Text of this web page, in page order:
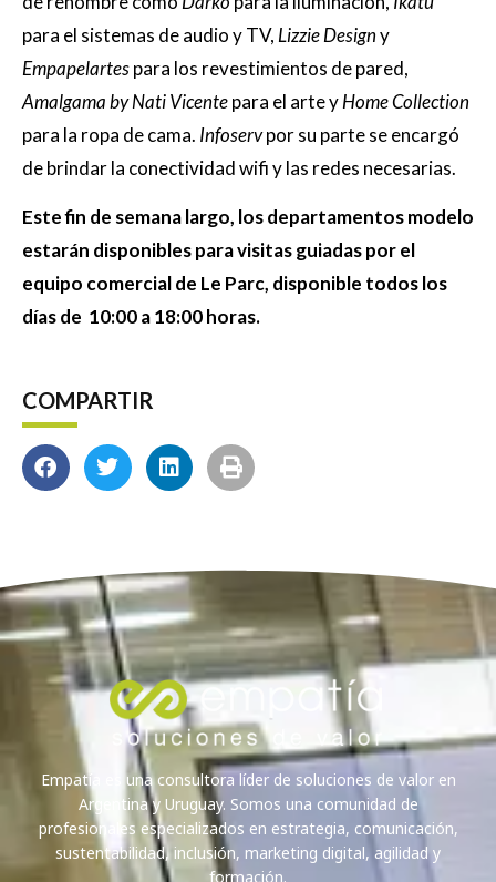
para el sistemas de audio y TV, Lizzie Designy
Empapelartespara los revestimientos de pared,
Amalgama by Nati Vicentepara el arte yHomeCollection
para la ropa de cama. Infoservpor su parte se encargó
de brindar la conectividad wifi y las redes necesarias.
Este fin de semana largo, los departamentos modelo
estarán disponibles para visitas guiadas por el
equipo comercial de Le Parc, disponible todos los
días de 10:00 a 18:00 horas.
COMPARTIR
Empatía es una consultora líder de soluciones de valor en
Argentina y Uruguay. Somos una comunidad de
profesionales especializados en estrategia, comunicación,
sustentabilidad, inclusión, marketing digital, agilidad y
formación.